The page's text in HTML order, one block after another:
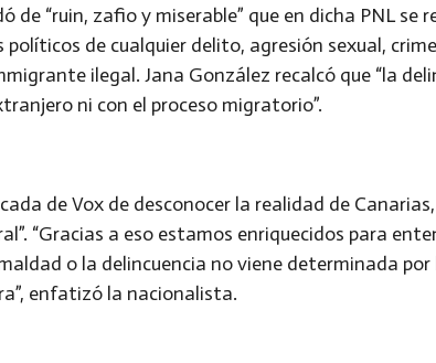
de “ruin, zafio y miserable” que en dicha PNL se
de cualquier delito, agresión sexual,
ilegal. Jana González recalcó que “la
ni con el proceso migratorio”.
de Vox de desconocer la realidad de
“Gracias a eso estamos enriquecidos para
o la delincuencia no viene determinada por
enfatizó la nacionalista.